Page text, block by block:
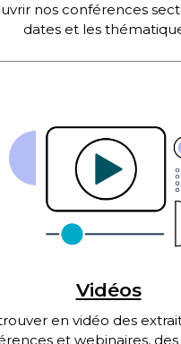
nos conférences
dates et les
Vidéos
en vidéo des
et webinaires,